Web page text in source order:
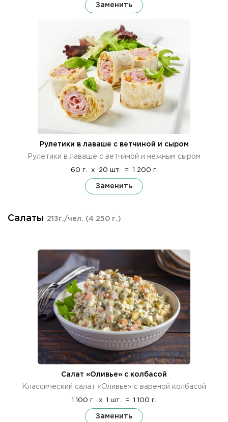
Заменить
Рулетики в лаваше с ветчиной и сыром
Рулетики в лаваше с ветчиной и нежным сыром
60 г. x 20 шт. = 1 200 г.
Заменить
Салаты 213г./чел. (4 250 г.)
Салат «Оливье» с колбасой
Классический салат «Оливье» с вареной колбасой
1 100 г. x 1 шт. = 1 100 г.
Заменить